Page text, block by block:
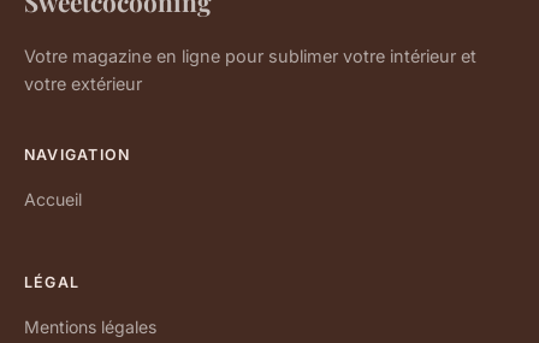
Votre magazine en ligne pour sublimer votre intérieur et
votre extérieur
NAVIGATION
Accueil
LÉGAL
Mentions légales